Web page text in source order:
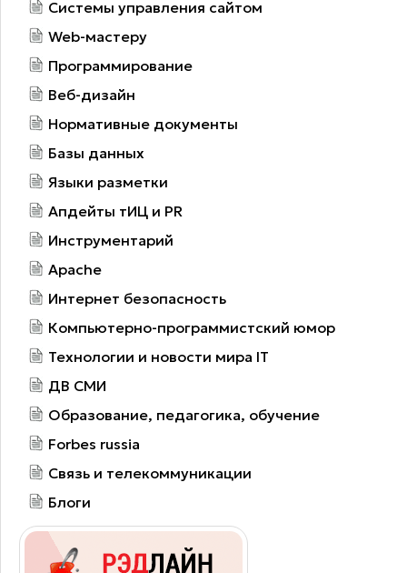
Системы управления сайтом
Web-мастеру
Программирование
Веб-дизайн
Нормативные документы
Базы данных
Языки разметки
Апдейты тИЦ и PR
Инструментарий
Apache
Интернет безопасность
Компьютерно-программистский юмор
Технологии и новости мира IT
ДВ СМИ
Образование, педагогика, обучение
Forbes russia
Связь и телекоммуникации
Блоги